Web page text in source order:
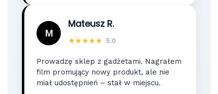
M
Mateusz R.
★★★★★ 5.0
Prowadzę sklep z gadżetami. Nagrałem
film promujący nowy produkt, ale nie
miał udostępnień – stał w miejscu.